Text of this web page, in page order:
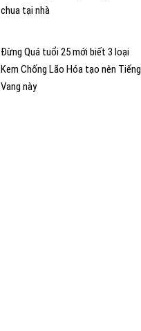
chua tại nhà
Đừng Quá tuổi 25 mới biết 3 loại
Kem Chống Lão Hóa tạo nên Tiếng
Vang này